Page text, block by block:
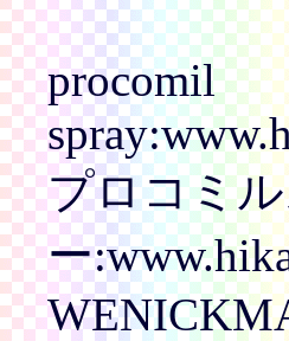
procomil
プロコミ
ー